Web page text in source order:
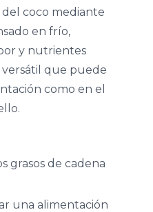
coco mediante
en frío,
y nutrientes
que puede
como en el
grasos de cadena
una alimentación